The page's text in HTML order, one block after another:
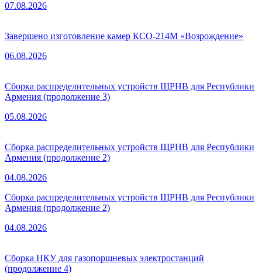
07.08.2026
Завершено изготовление камер КСО-214М «Возрождение»
06.08.2026
Сборка распределительных устройств ЩРНВ для Республики
Армения (продолжение 3)
05.08.2026
Сборка распределительных устройств ЩРНВ для Республики
Армения (продолжение 2)
04.08.2026
Сборка распределительных устройств ЩРНВ для Республики
Армения (продолжение 2)
04.08.2026
Сборка НКУ для газопоршневых электростанций
(продолжение 4)